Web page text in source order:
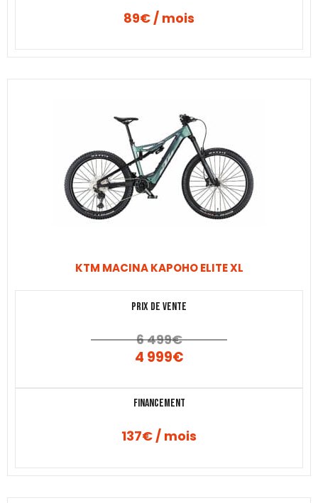
89€ / mois
KTM MACINA KAPOHO ELITE XL
Prix de vente
6 499€
4 999€
Financement
137€ / mois